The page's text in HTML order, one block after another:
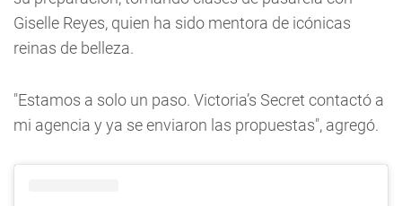
Giselle Reyes, quien ha sido mentora de icónicas
reinas de belleza.
"Estamos a solo un paso. Victoria’s Secret contactó a
mi agencia y ya se enviaron las propuestas", agregó.